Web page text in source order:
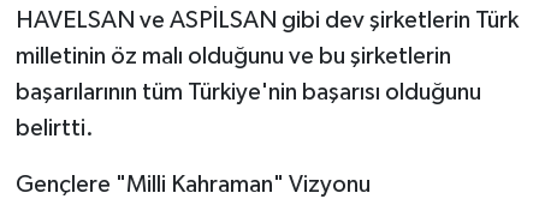
HAVELSAN ve ASPİLSAN gibi dev şirketlerin Türk
milletinin öz malı olduğunu ve bu şirketlerin
başarılarının tüm Türkiye'nin başarısı olduğunu
belirtti.
Gençlere "Milli Kahraman" Vizyonu